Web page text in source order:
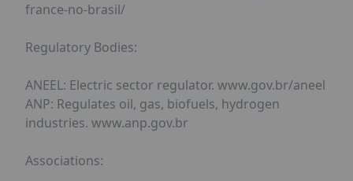
france-no-brasil/
Regulatory Bodies:
ANEEL: Electric sector regulator. www.gov.br/aneel
ANP: Regulates oil, gas, biofuels, hydrogen
industries. www.anp.gov.br
Associations: